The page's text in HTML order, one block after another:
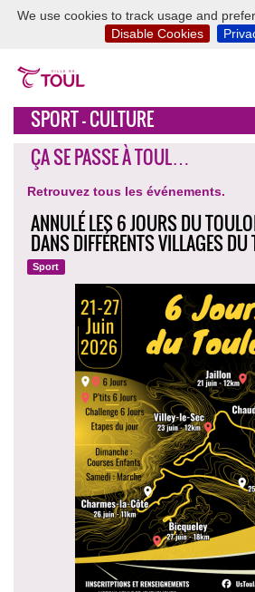
We use cookies to track usage and
Disable Cookies
SPORT - CULTURE
ÇA SE PASSE À TOUL…
Retrouvez tous les événements.
ANNULÉ LES 6 JOURS DU
DANS DIFFÉRENTS VILLAGES
Sport